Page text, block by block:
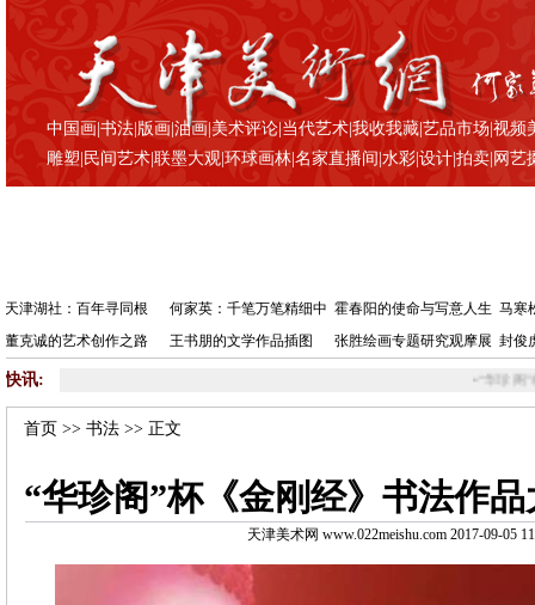
中国画 |书法 版画 |油画 |美术评论 当代艺术 |我收我藏 |艺品市场 |视频
雕塑 民间艺术 |联墨大观 |环球画林 |名家直播间 |水彩 |设计 |拍卖 网艺
天津湖社：百年寻同根 何家英：千笔万笔精细中 霍春阳的使命与写意人生 马寒
董克诚的艺术创作之路
王书朋的文学作品插图 张胜绘画专题研究观摩展 封俊
快讯: “华珍阁”杯《金刚经》书
首页 >>书法 >> 正文
“华珍阁”杯《金刚经》书法作
天津美术网 www.022meishu.com 2017-09-05